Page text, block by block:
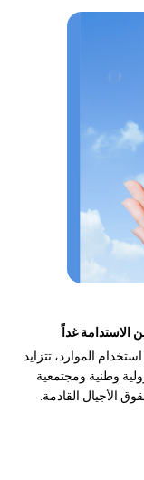
الاستدامة غداً
الموارد، تتزايد
وطنية ومجتمعية
الأجيال القادمة.